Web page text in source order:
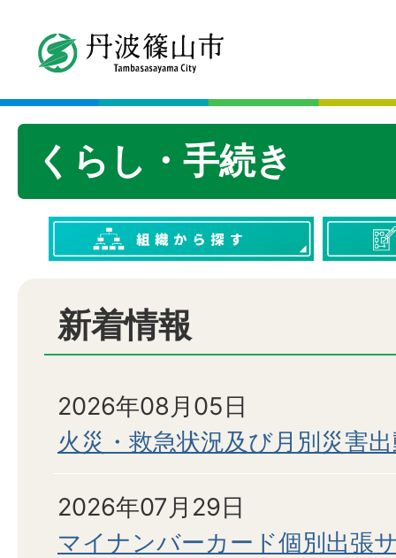
くらし・手続き
新着情報
2026年08月05日
火災・救急状況及び月別災害
2026年07月29日
マイナンバーカード個別出張